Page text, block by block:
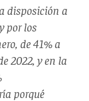
disposición a
por los
de 41% a
2022, y en la
porqué